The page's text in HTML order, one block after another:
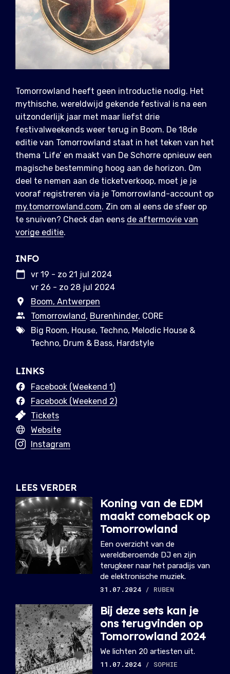
Tomorrowland heeft geen introductie nodig. Het
mythische, wereldwijd gekende festival is na een
uitzonderlijk jaar met maar liefst drie
festivalweekends weer terug in Boom. De 18de
editie van Tomorrowland staat in het teken van het
thema ‘Life’ en maakt van De Schorre opnieuw een
magische bestemming hoog aan de horizon. Om
deel te nemen aan de ticketverkoop, moet je je
vooraf registreren via je Tomorrowland-account op
my.tomorrowland.com. Zin om al eens de sfeer op
te snuiven? Check dan eens de aftermovie van
vorige editie.
INFO
vr 19 - zo 21 jul 2024
vr 26 - zo 28 jul 2024
Boom, Antwerpen
Tomorrowland, Burenhinder, CORE
Big Room, House, Techno, Melodic House &
Techno, Drum & Bass, Hardstyle
LINKS
Facebook (Weekend 1)
Facebook (Weekend 2)
Tickets
Website
Instagram
LEES VERDER
Koning van de EDM
maakt comeback op
Tomorrowland
Een overzicht van de
wereldberoemde DJ en zijn
terugkeer naar het paradijs van
de elektronische muziek.
31.07.2024 / RUBEN
Bij deze sets kan je
ons terugvinden op
Tomorrowland 2024
We lichten 20 artiesten uit.
11.07.2024 / SOPHIE